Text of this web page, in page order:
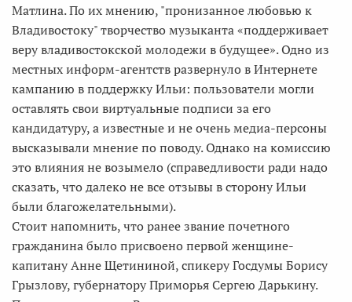
Матлина. По их мнению, "пронизанное любовью к
Владивостоку" творчество музыканта «поддерживает
веру владивостокской молодежи в будущее». Одно из
местных информ-агентств развернуло в Интернете
кампанию в поддержку Ильи: пользователи могли
оставлять свои виртуальные подписи за его
кандидатуру, а известные и не очень медиа-персоны
высказывали мнение по поводу. Однако на комиссию
это влияния не возымело (справедливости ради надо
сказать, что далеко не все отзывы в сторону Ильи
были благожелательными).
Стоит напомнить, что ранее звание почетного
гражданина было присвоено первой женщине-
капитану Анне Щетининой, спикеру Госдумы Борису
Грызлову, губернатору Приморья Сергею Дарькину.